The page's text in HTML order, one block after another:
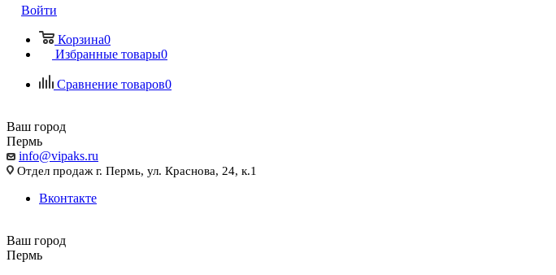
Войти
Корзина0
Избранные товары0
Сравнение товаров0
Ваш город
Пермь
info@vipaks.ru
Отдел продаж г. Пермь, ул. Краснова, 24, к.1
Вконтакте
Ваш город
Пермь